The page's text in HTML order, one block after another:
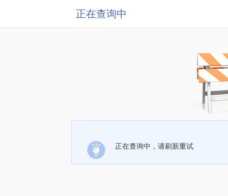
正在查询中
正在查询中，请刷新重试